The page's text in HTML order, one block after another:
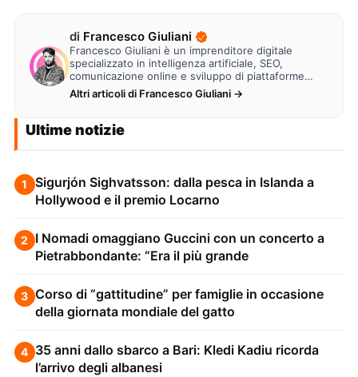
di Francesco Giuliani
Francesco Giuliani è un imprenditore digitale
specializzato in intelligenza artificiale, SEO,
comunicazione online e sviluppo di piattaforme
web. Lavora alla creazione di…
Altri articoli di Francesco Giuliani →
Ultime notizie
1
Sigurjón Sighvatsson: dalla pesca in Islanda a
Hollywood e il premio Locarno
2 I Nomadi omaggiano Guccini con un concerto a
Pietrabbondante: “Era il più grande
3 Corso di “gattitudine” per famiglie in occasione
della giornata mondiale del gatto
4 35 anni dallo sbarco a Bari: Kledi Kadiu ricorda
l’arrivo degli albanesi